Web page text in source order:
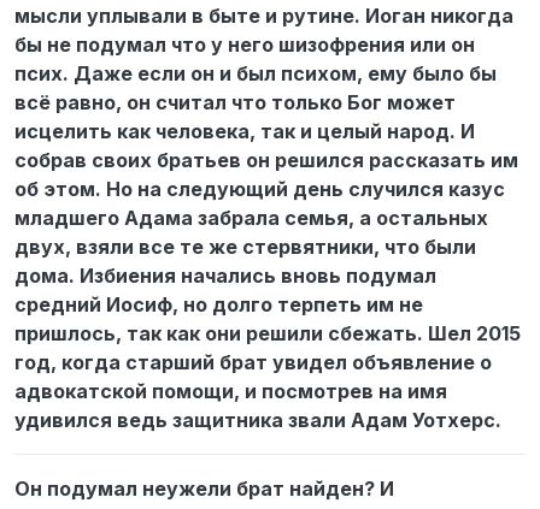
мысли уплывали в быте и рутине. Иоган никогда
бы не подумал что у него шизофрения или он
псих. Даже если он и был психом, ему было бы
всё равно, он считал что только Бог может
исцелить как человека, так и целый народ. И
собрав своих братьев он решился рассказать им
об этом. Но на следующий день случился казус
младшего Адама забрала семья, а остальных
двух, взяли все те же стервятники, что были
дома. Избиения начались вновь подумал
средний Иосиф, но долго терпеть им не
пришлось, так как они решили сбежать. Шел 2015
год, когда старший брат увидел объявление о
адвокатской помощи, и посмотрев на имя
удивился ведь защитника звали Адам Уотхерс.
Он подумал неужели брат найден? И